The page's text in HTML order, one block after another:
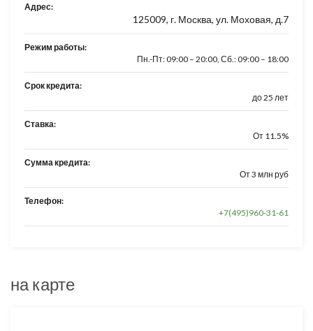
Адрес:
125009, г. Москва, ул. Моховая, д.7
Режим работы:
Пн.-Пт: 09:00 – 20:00, Сб.: 09:00 – 18:00
Срок кредита:
до 25 лет
Ставка:
От 11.5%
Сумма кредита:
От 3 млн руб
Телефон:
+7(495)960-31-61
на карте